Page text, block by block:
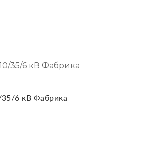
35/6 кВ Фабрика
6 кВ Фабрика